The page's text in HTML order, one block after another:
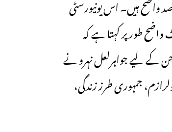
طور پر کہتا ہے کہ
کے لیے جواہرلعل نہرو نے
جمہوری طرز زندگی،